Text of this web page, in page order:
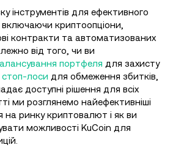
інструментів для ефективного
криптоопціони,
контракти та автоматизованих
від того, чи ви
портфеля для захисту
стоп-лоси для обмеження збитків,
доступні рішення для всіх
ми розглянемо найефективніші
на ринку криптовалют і як ви
можливості KuCoin для